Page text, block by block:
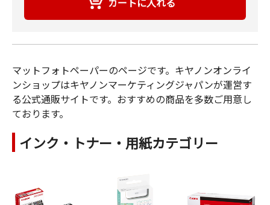
マットフォトペーパーのページです。キヤノンオンライ
ンショップはキヤノンマーケティングジャパンが運営す
る公式通販サイトです。おすすめの商品を多数ご用意し
ております。
インク・トナー・用紙カテゴリー